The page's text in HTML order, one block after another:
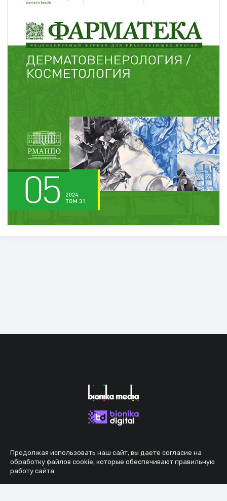
Продолжая использовать наш сайт, вы даете согласие на
обработку файлов cookie, которые обеспечивают правильную
работу сайта.